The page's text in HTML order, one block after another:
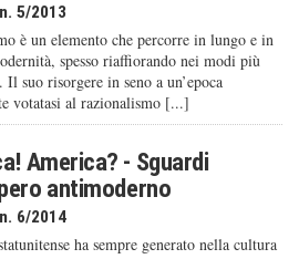
5/2013
è un elemento che percorre in lungo e in
spesso riaffiorando nei modi più
Il suo risorgere in seno a un’epoca
votatasi al razionalismo [...]
America? - Sguardi
antimoderno
6/2014
ha sempre generato nella cultura